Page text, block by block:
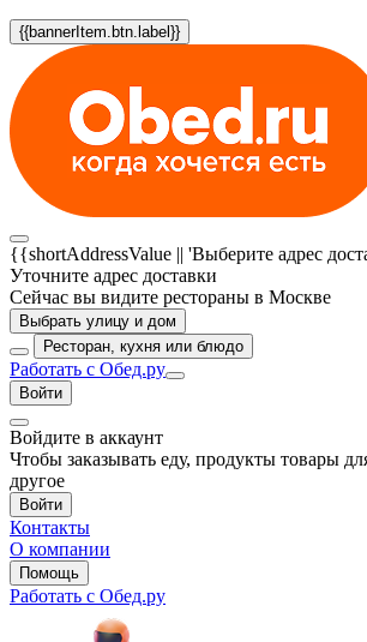
{{bannerItem.btn.label}}
{{shortAddressValue || 'Выберите адрес
Уточните адрес доставки
Сейчас вы видите рестораны в Москве
Выбрать улицу и дом
Ресторан, кухня или блюдо
Работать с Обед.ру
Войти
Войдите в аккаунт
Чтобы заказывать еду, продукты товары
другое
Войти
Контакты
О компании
Помощь
Работать с Обед.ру